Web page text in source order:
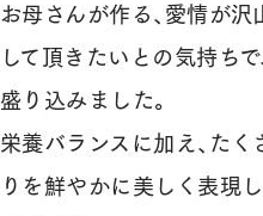
お母さんが作る、愛情が
して頂きたいとの気持ち
盛り込みました。
栄養バランスに加え、た
りを鮮やかに美しく表現